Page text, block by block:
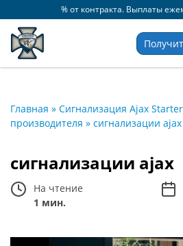
% от контракта. Выплаты
Главная » Сигнализация Ajax
производителя » сигнализации ajax
сигнализации ajax
На чтение
1 мин.